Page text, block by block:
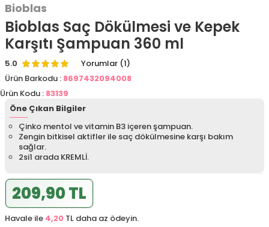
Bioblas
Bioblas Saç Dökülmesi ve Kepek
Karşıtı Şampuan 360 ml
5.0
Yorumlar (1)
Ürün Barkodu : 8697432094008
Ürün Kodu : 83139
Öne Çıkan Bilgiler
Çinko mentol ve vitamin B3 içeren şampuan.
Zengin bitkisel aktifler ile saç dökülmesine karşı bakım
sağlar.
2si1 arada KREMLİ.
209,90 TL
Havale ile 4,20 TL daha az ödeyin.